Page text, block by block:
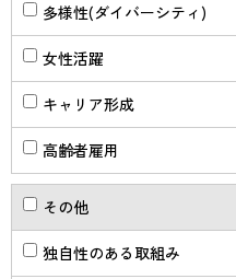
多様性(ダイバーシティ)
女性活躍
キャリア形成
高齢者雇用
その他
独自性のある取組み